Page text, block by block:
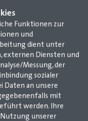
Funktionen zur
und
dient unter
externen Diensten und
Messung, der
sozialer
Daten an unsere
mit
werden. Ihre
unserer
8 9
17 18 19
20
27 28
29
35 36 37
44 45
52 53 54